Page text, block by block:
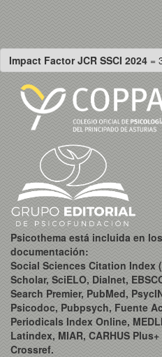
Impact Factor JCR SSCI 2024 =
Psicothema está incluida en
documentación:
Social Sciences Citation Index
Scholar, SciELO, Dialnet,
Search Premier, PubMed,
Psicodoc, Pubpsych, Fuente
Periodicals Index Online,
Latindex, MIAR, CARHUS
Crossref.